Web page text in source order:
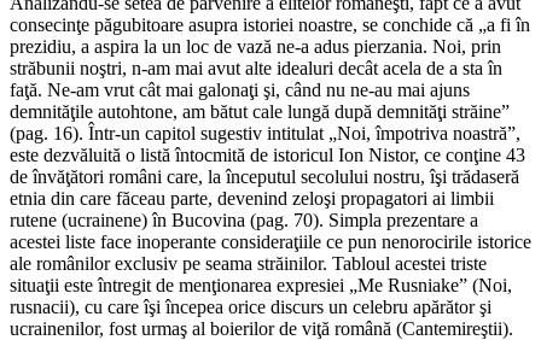
consecinţe păgubitoare asupra istoriei noastre, se conchide că „a fi în
pre­zidiu, a aspira la un loc de vază ne-a adus pierzania. Noi, prin
străbunii noştri, n-am mai avut alte idealuri decât acela de a sta în
faţă. Ne-am vrut cât mai galonaţi şi, când nu ne-au mai ajuns
demnităţile autohtone, am bătut cale lungă după dem­nităţi străine”
(pag. 16). Într-un capitol sugestiv intitulat „Noi, împotriva noastră”,
este dez­văluită o listă întocmită de istoricul Ion Nistor, ce conţine 43
de învăţători români care, la începutul secolului nostru, îşi trădaseră
etnia din care făceau parte, devenind zeloşi propa­gatori ai limbii
rutene (ucrai­nene) în Bucovina (pag. 70). Simpla prezentare a
acestei liste face inoperante consi­deraţiile ce pun nenorocirile istorice
ale românilor exclusiv pe seama străinilor. Tabloul acestei triste
situaţii este în­tregit de menţionarea expresiei „Me Rusniake” (Noi,
rusnacii), cu care îşi începea orice dis­curs un celebru apărător şi
ucrainenilor, fost urmaş al boierilor de viţă română (Cantemireştii).